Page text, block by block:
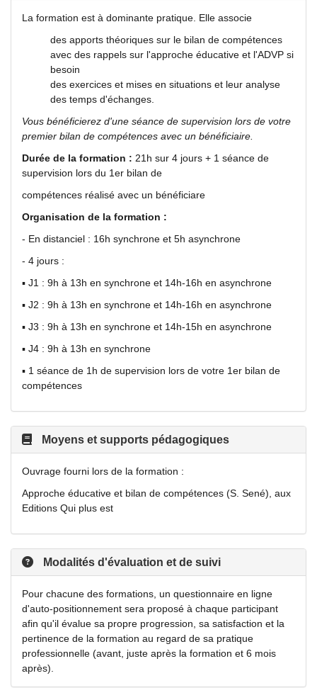
La formation est à dominante pratique. Elle associe
des apports théoriques sur le bilan de compétences
avec des rappels sur l'approche éducative et l'ADVP si
besoin
des exercices et mises en situations et leur analyse
des temps d'échanges.
Vous bénéficierez d'une séance de supervision lors de votre
premier bilan de compétences avec un bénéficiaire.
Durée de la formation : 21h sur 4 jours + 1 séance de
supervision lors du 1er bilan de
compétences réalisé avec un bénéficiare
Organisation de la formation :
- En distanciel : 16h synchrone et 5h asynchrone
- 4 jours :
▪ J1 : 9h à 13h en synchrone et 14h-16h en asynchrone
▪ J2 : 9h à 13h en synchrone et 14h-16h en asynchrone
▪ J3 : 9h à 13h en synchrone et 14h-15h en asynchrone
▪ J4 : 9h à 13h en synchrone
▪ 1 séance de 1h de supervision lors de votre 1er bilan de
compétences
Moyens et supports pédagogiques
Ouvrage fourni lors de la formation :
Approche éducative et bilan de compétences (S. Sené), aux
Editions Qui plus est
Modalités d'évaluation et de suivi
Pour chacune des formations, un questionnaire en ligne
d'auto-positionnement sera proposé à chaque participant
afin qu'il évalue sa propre progression, sa satisfaction et la
pertinence de la formation au regard de sa pratique
professionnelle (avant, juste après la formation et 6 mois
après).